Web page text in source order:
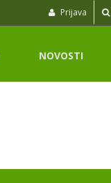
Prijava
NOVOSTI